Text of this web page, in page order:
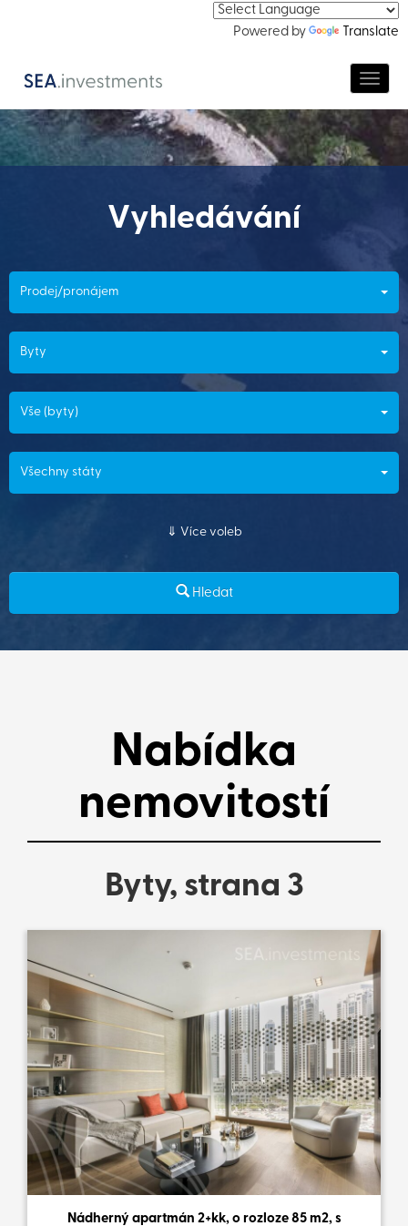
Powered by Translate
Vyhledávání
Prodej/pronájem
Byty
Vše (byty)
Všechny státy
Více voleb
Hledat
Nabídka
nemovitostí
Byty, strana 3
Nádherný apartmán 2+kk, o rozloze 85 m2, s